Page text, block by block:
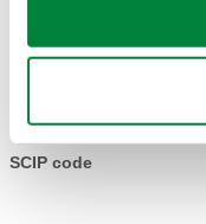
CALEFFI, 508011.
odvzdušňovací ventil
(acetalová
SCIP code